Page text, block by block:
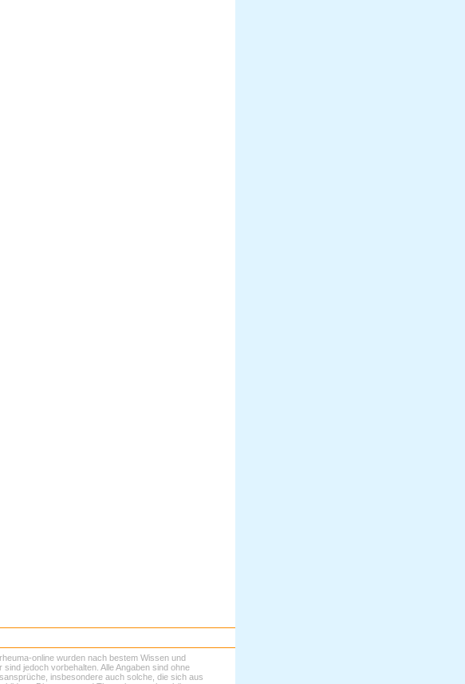
online wurden nach bestem Wissen und
jedoch vorbehalten. Alle Angaben sind ohne
insbesondere auch solche, die sich aus